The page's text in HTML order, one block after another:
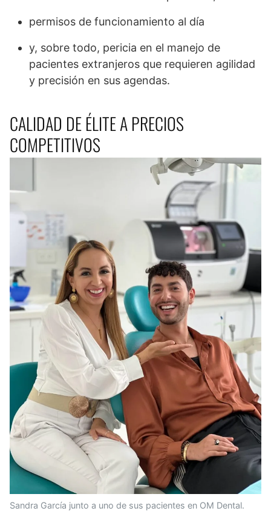
permisos de funcionamiento al día
y, sobre todo, pericia en el manejo de
pacientes extranjeros que requieren agilidad
y precisión en sus agendas.
CALIDAD DE ÉLITE A PRECIOS
COMPETITIVOS
Sandra García junto a uno de sus pacientes en OM Dental.